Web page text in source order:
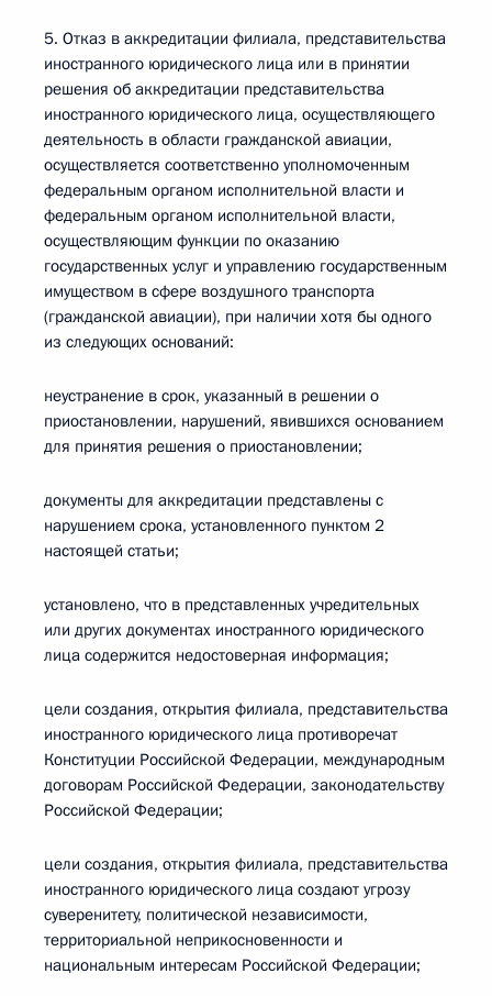
5. Отказ в аккредитации филиала, представительства
иностранного юридического лица или в принятии
решения об аккредитации представительства
иностранного юридического лица, осуществляющего
деятельность в области гражданской авиации,
осуществляется соответственно уполномоченным
федеральным органом исполнительной власти и
федеральным органом исполнительной власти,
осуществляющим функции по оказанию
государственных услуг и управлению государственным
имуществом в сфере воздушного транспорта
(гражданской авиации), при наличии хотя бы одного
из следующих оснований:
неустранение в срок, указанный в решении о
приостановлении, нарушений, явившихся основанием
для принятия решения о приостановлении;
документы для аккредитации представлены с
нарушением срока, установленного пунктом 2
настоящей статьи;
установлено, что в представленных учредительных
или других документах иностранного юридического
лица содержится недостоверная информация;
цели создания, открытия филиала, представительства
иностранного юридического лица противоречат
Конституции Российской Федерации, международным
договорам Российской Федерации, законодательству
Российской Федерации;
цели создания, открытия филиала, представительства
иностранного юридического лица создают угрозу
суверенитету, политической независимости,
территориальной неприкосновенности и
национальным интересам Российской Федерации;